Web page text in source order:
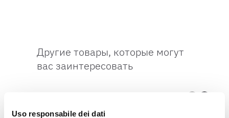
Uso responsabile dei dati
Другие товары, которые могут
вас заинтересовать